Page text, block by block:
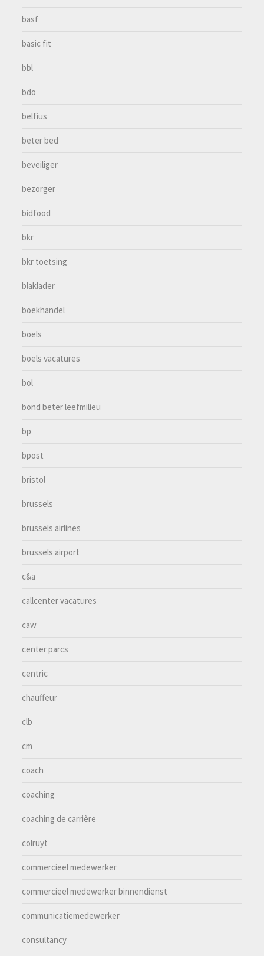
basf
basic fit
bbl
bdo
belfius
beter bed
beveiliger
bezorger
bidfood
bkr
bkr toetsing
blaklader
boekhandel
boels
boels vacatures
bol
bond beter leefmilieu
bp
bpost
bristol
brussels
brussels airlines
brussels airport
c&a
callcenter vacatures
caw
center parcs
centric
chauffeur
clb
cm
coach
coaching
coaching de carrière
colruyt
commercieel medewerker
commercieel medewerker binnendienst
communicatiemedewerker
consultancy